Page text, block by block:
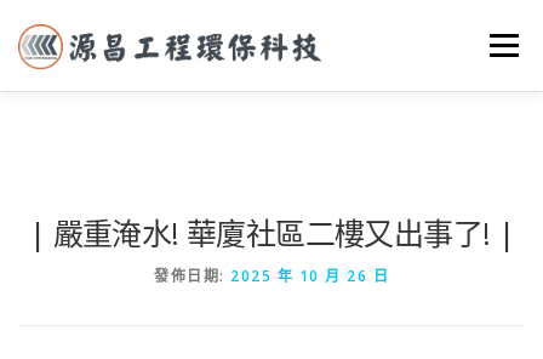
選單
| 嚴重淹水! 華廈社區二樓又出事了! |
發佈日期: 2025 年 10 月 26 日